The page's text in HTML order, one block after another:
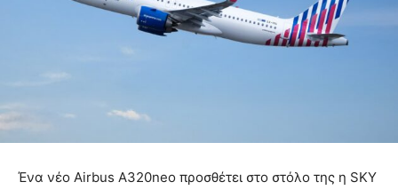
Ένα νέο Airbus A320neo προσθέτει στο στόλο της η SKY